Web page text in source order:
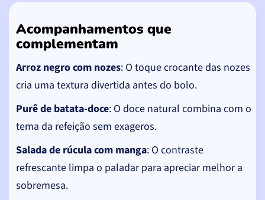
Acompanhamentos que
complementam
Arroz negro com nozes: O toque crocante das nozes
cria uma textura divertida antes do bolo.
Purê de batata-doce: O doce natural combina com o
tema da refeição sem exageros.
Salada de rúcula com manga: O contraste
refrescante limpa o paladar para apreciar melhor a
sobremesa.